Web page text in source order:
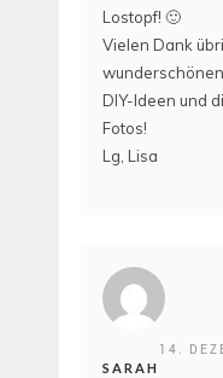
Lostopf! 🙂
Vielen Dank
DIY-Ideen und
Fotos!
Lg, Lisa
SARAH
14.